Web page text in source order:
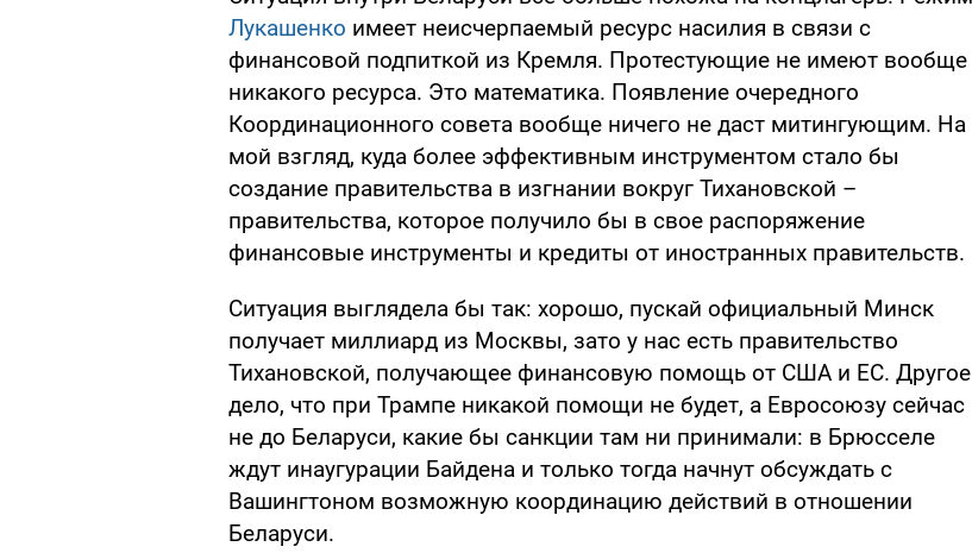
Лукашенко имеет неисчерпаемый ресурс насилия в связи с
финансовой подпиткой из Кремля. Протестующие не имеют вообще
никакого ресурса. Это математика. Появление очередного
Координационного совета вообще ничего не даст митингующим. На
мой взгляд, куда более эффективным инструментом стало бы
создание правительства в изгнании вокруг Тихановской –
правительства, которое получило бы в свое распоряжение
финансовые инструменты и кредиты от иностранных правительств.
Ситуация выглядела бы так: хорошо, пускай официальный Минск
получает миллиард из Москвы, зато у нас есть правительство
Тихановской, получающее финансовую помощь от США и ЕС. Другое
дело, что при Трампе никакой помощи не будет, а Евросоюзу сейчас
не до Беларуси, какие бы санкции там ни принимали: в Брюсселе
ждут инаугурации Байдена и только тогда начнут обсуждать с
Вашингтоном возможную координацию действий в отношении
Беларуси.